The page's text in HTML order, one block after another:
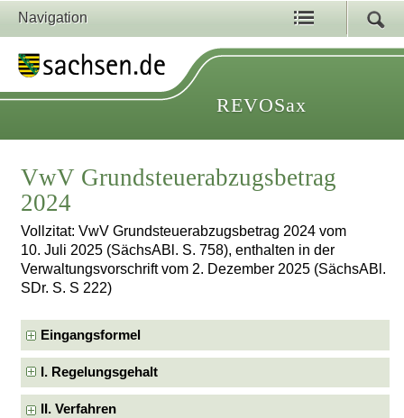
Navigation
REVOSax
VwV Grundsteuerabzugsbetrag
2024
Vollzitat: VwV Grundsteuerabzugsbetrag 2024 vom
10. Juli 2025 (SächsABl. S. 758), enthalten in der
Verwaltungsvorschrift vom 2. Dezember 2025 (SächsABl.
SDr. S. S 222)
Eingangsformel
I. Regelungsgehalt
II. Verfahren